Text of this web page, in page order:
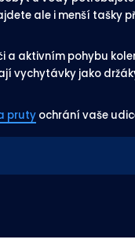
ale i menší tašky
a aktivním pohybu
vychytávky jako
pruty ochrání vaše